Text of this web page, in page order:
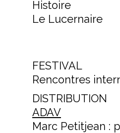
Histoire
Le Lucernaire
FESTIVAL
Rencontres
DISTRIBUTION
ADAV
Marc Petitjean :